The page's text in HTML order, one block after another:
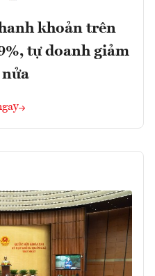
khoản trên
tự doanh giảm